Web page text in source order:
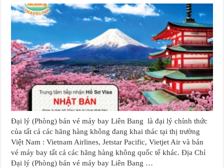
Đại lý (Phòng) bán vé máy bay Liên Bang là đại lý chính thức
của tất cả các hãng hàng không đang khai thác tại thị trường
Việt Nam : Vietnam Airlines, Jetstar Pacific, Vietjet Air và bán
vé máy bay tất cả các hãng hàng không quốc tế khác. Địa Chỉ
Đại lý (Phòng) bán vé máy bay Liên Bang …